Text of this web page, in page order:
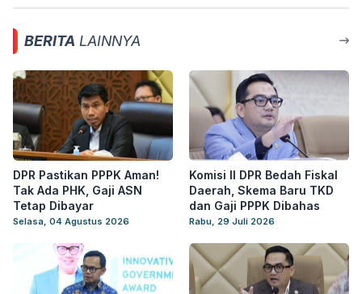
BERITA LAINNYA
DPR Pastikan PPPK Aman!
Tak Ada PHK, Gaji ASN
Tetap Dibayar
Selasa, 04 Agustus 2026
Komisi II DPR Bedah Fiskal
Daerah, Skema Baru TKD
dan Gaji PPPK Dibahas
Rabu, 29 Juli 2026